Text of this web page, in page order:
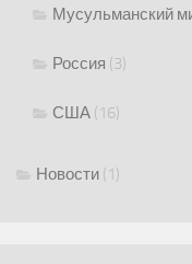
Мусульманский
Россия (3)
США (16)
Новости (1)